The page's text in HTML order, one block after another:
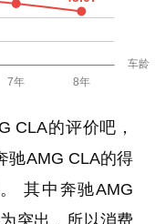
CLA的评价吧，
驰AMG CLA的得
其中奔驰AMG